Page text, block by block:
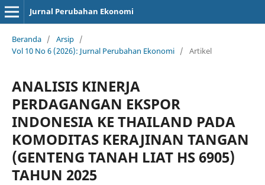
Jurnal Perubahan Ekonomi
Beranda / Arsip /
Vol 10 No 6 (2026): Jurnal Perubahan Ekonomi / Artikel
ANALISIS KINERJA
PERDAGANGAN EKSPOR
INDONESIA KE THAILAND PADA
KOMODITAS KERAJINAN TANGAN
(GENTENG TANAH LIAT HS 6905)
TAHUN 2025